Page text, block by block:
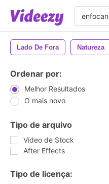
Lado De Fora Natureza
Ordenar por:
Melhor Resultados
O mais novo
Tipo de arquivo
Vídeo de Stock
After Effects
Tipo de licença: